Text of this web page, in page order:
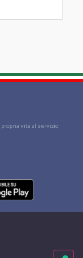
vita al servizio